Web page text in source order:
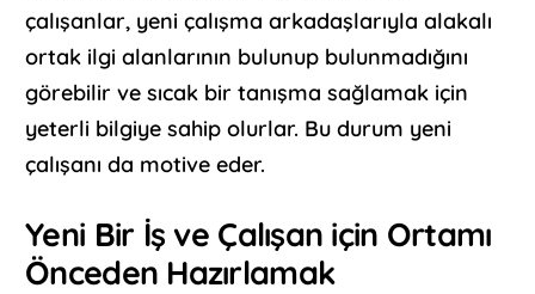
çalışanlar, yeni çalışma arkadaşlarıyla alakalı
ortak ilgi alanlarının bulunup bulunmadığını
görebilir ve sıcak bir tanışma sağlamak için
yeterli bilgiye sahip olurlar. Bu durum yeni
çalışanı da motive eder.
Yeni Bir İş ve Çalışan için Ortamı
Önceden Hazırlamak